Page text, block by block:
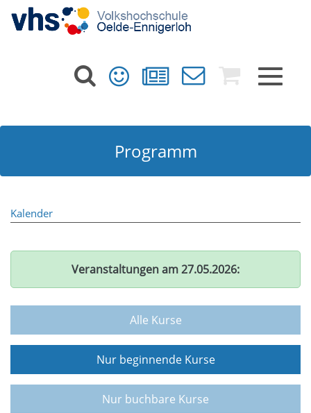
Toggle
Programm
Kalender
Veranstaltungen am 27.05.2026:
Alle Kurse
Nur beginnende Kurse
Nur buchbare Kurse